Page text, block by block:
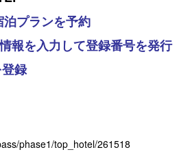
プランを予約
報を入力して登録番号を発行
録
phase1/top_hotel/261518